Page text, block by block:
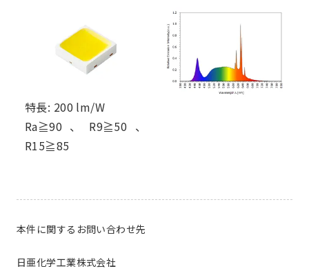
特長: 200 lm/W
Ra≧90、R9≧50、
R15≧85
本件に関するお問い合わせ先
日亜化学工業株式会社